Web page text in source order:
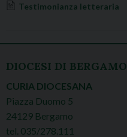
Testimonianza letteraria
DIOCESI DI BERGAMO
CURIA DIOCESANA
Piazza Duomo 5
24129 Bergamo
tel. 035/278.111